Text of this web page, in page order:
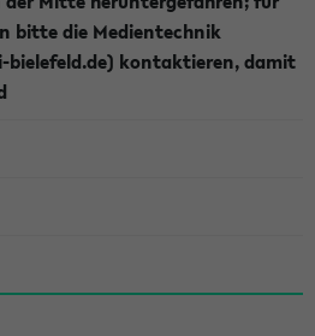
bitte die Medientechnik
bielefeld.de) kontaktieren, damit